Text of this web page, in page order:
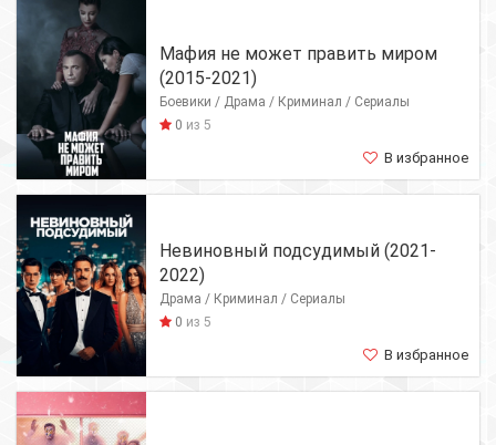
Мафия не может править миром
(2015-2021)
Боевики / Драма / Криминал / Сериалы
0 из 5
В избранное
Невиновный подсудимый (2021-
2022)
Драма / Криминал / Сериалы
0 из 5
В избранное